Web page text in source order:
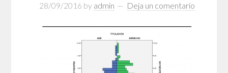
28/09/2016 by admin Deja un comentario